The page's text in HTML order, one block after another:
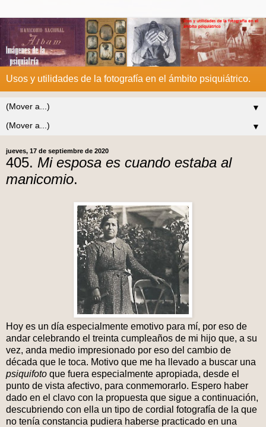
Usos y utilidades de la fotografía en el ámbito psiquiátrico.
▼
▼
jueves, 17 de septiembre de 2020
405. Mi esposa es cuando estaba al
manicomio.
Hoy es un día especialmente emotivo para mí, por eso de
andar celebrando el treinta cumpleaños de mi hijo que, a su
vez, anda medio impresionado por eso del cambio de
década que le toca. Motivo que me ha llevado a buscar una
psiquifoto que fuera especialmente apropiada, desde el
punto de vista afectivo, para conmemorarlo. Espero haber
dado en el clavo con la propuesta que sigue a continuación,
descubriendo con ella un tipo de cordial fotografía de la que
no tenía constancia pudiera haberse practicado en una